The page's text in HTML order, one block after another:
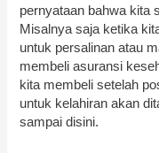
pernyataan bahwa kita
Misalnya saja ketika
untuk persalinan atau
membeli asuransi
kita membeli setelah
untuk kelahiran akan
sampai disini.